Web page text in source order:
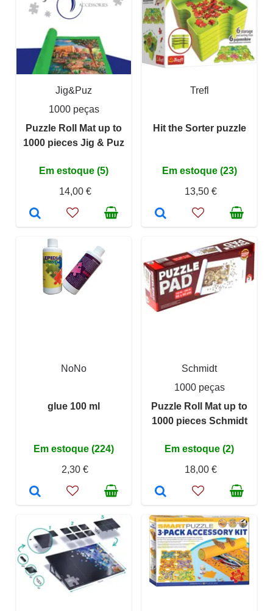
Jig&Puz
1000 peças
Puzzle Roll Mat up to
1000 pieces Jig & Puz
Em estoque (5)
14,00 €
Trefl
Hit the Sorter puzzle
Em estoque (23)
13,50 €
NoNo
glue 100 ml
Em estoque (224)
2,30 €
Schmidt
1000 peças
Puzzle Roll Mat up to
1000 pieces Schmidt
Em estoque (2)
18,00 €